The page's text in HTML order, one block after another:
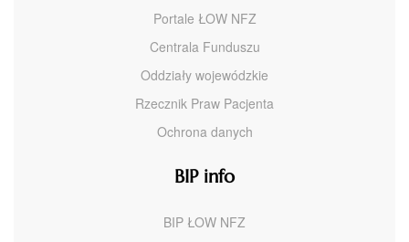
Portale ŁOW NFZ
Centrala Funduszu
Oddziały wojewódzkie
Rzecznik Praw Pacjenta
Ochrona danych
BIP info
BIP ŁOW NFZ